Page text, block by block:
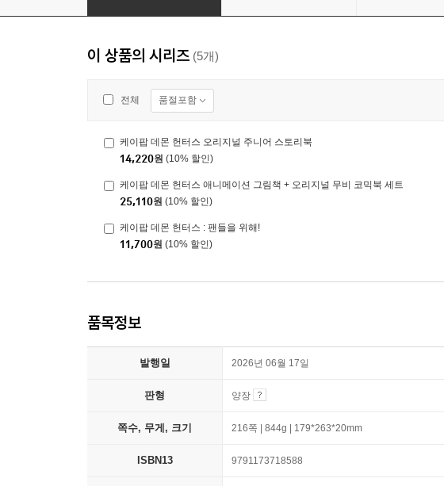
이 상품의 시리즈 (5개)
전체 품절포함
케이팝 데몬 헌터스 오리지널 주니어 스토리북
14,220원 (10% 할인)
케이팝 데몬 헌터스 애니메이션 그림책 + 오리지널 무비 코믹북 세트
25,110원 (10% 할인)
케이팝 데몬 헌터스 : 팬들을 위해!
11,700원 (10% 할인)
품목정보
발행일 2026년 06월 17일
판형 양장
쪽수, 무게, 크기 216쪽 | 844g | 179*263*20mm
ISBN13 9791173718588